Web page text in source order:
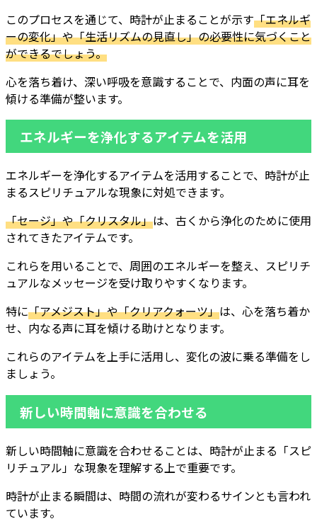
このプロセスを通じて、時計が止まることが示す「エネルギ
ーの変化」や「生活リズムの見直し」の必要性に気づくこと
ができるでしょう。
心を落ち着け、深い呼吸を意識することで、内面の声に耳を
傾ける準備が整います。
エネルギーを浄化するアイテムを活用
エネルギーを浄化するアイテムを活用することで、時計が止
まるスピリチュアルな現象に対処できます。
「セージ」や「クリスタル」は、古くから浄化のために使用
されてきたアイテムです。
これらを用いることで、周囲のエネルギーを整え、スピリチ
ュアルなメッセージを受け取りやすくなります。
特に「アメジスト」や「クリアクォーツ」は、心を落ち着か
せ、内なる声に耳を傾ける助けとなります。
これらのアイテムを上手に活用し、変化の波に乗る準備をし
ましょう。
新しい時間軸に意識を合わせる
新しい時間軸に意識を合わせることは、時計が止まる「スピ
リチュアル」な現象を理解する上で重要です。
時計が止まる瞬間は、時間の流れが変わるサインとも言われ
ています。